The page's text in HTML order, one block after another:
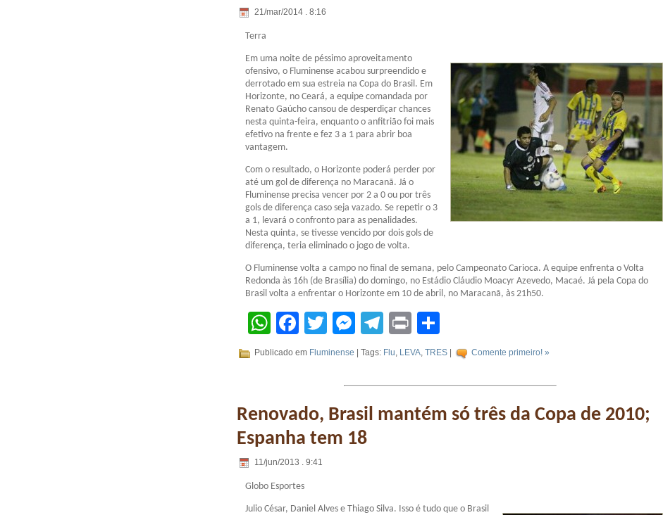
21/mar/2014 . 8:16
Terra
Em uma noite de péssimo aproveitamento
ofensivo, o Fluminense acabou surpreendido e
derrotado em sua estreia na Copa do Brasil. Em
Horizonte, no Ceará, a equipe comandada por
Renato Gaúcho cansou de desperdiçar chances
nesta quinta-feira, enquanto o anfitrião foi mais
efetivo na frente e fez 3 a 1 para abrir boa
vantagem.
Com o resultado, o Horizonte poderá perder por
até um gol de diferença no Maracanã. Já o
Fluminense precisa vencer por 2 a 0 ou por três
gols de diferença caso seja vazado. Se repetir o 3
a 1, levará o confronto para as penalidades.
Nesta quinta, se tivesse vencido por dois gols de
diferença, teria eliminado o jogo de volta.
O Fluminense volta a campo no final de semana, pelo Campeonato Carioca. A equipe enfrenta o Volta
Redonda às 16h (de Brasília) do domingo, no Estádio Cláudio Moacyr Azevedo, Macaé. Já pela Copa do
Brasil volta a enfrentar o Horizonte em 10 de abril, no Maracanã, às 21h50.
WhatsApp
Facebook
TwitterMessenger
Telegram
Print
Publicado em Fluminense | Tags: Flu, LEVA, TRES Comente primeiro! »
Renovado, Brasil mantém só três da Copa de 2010;
Espanha tem 18
11/jun/2013 . 9:41
Globo Esportes
Julio César, Daniel Alves e Thiago Silva. Isso é tudo que o Brasil